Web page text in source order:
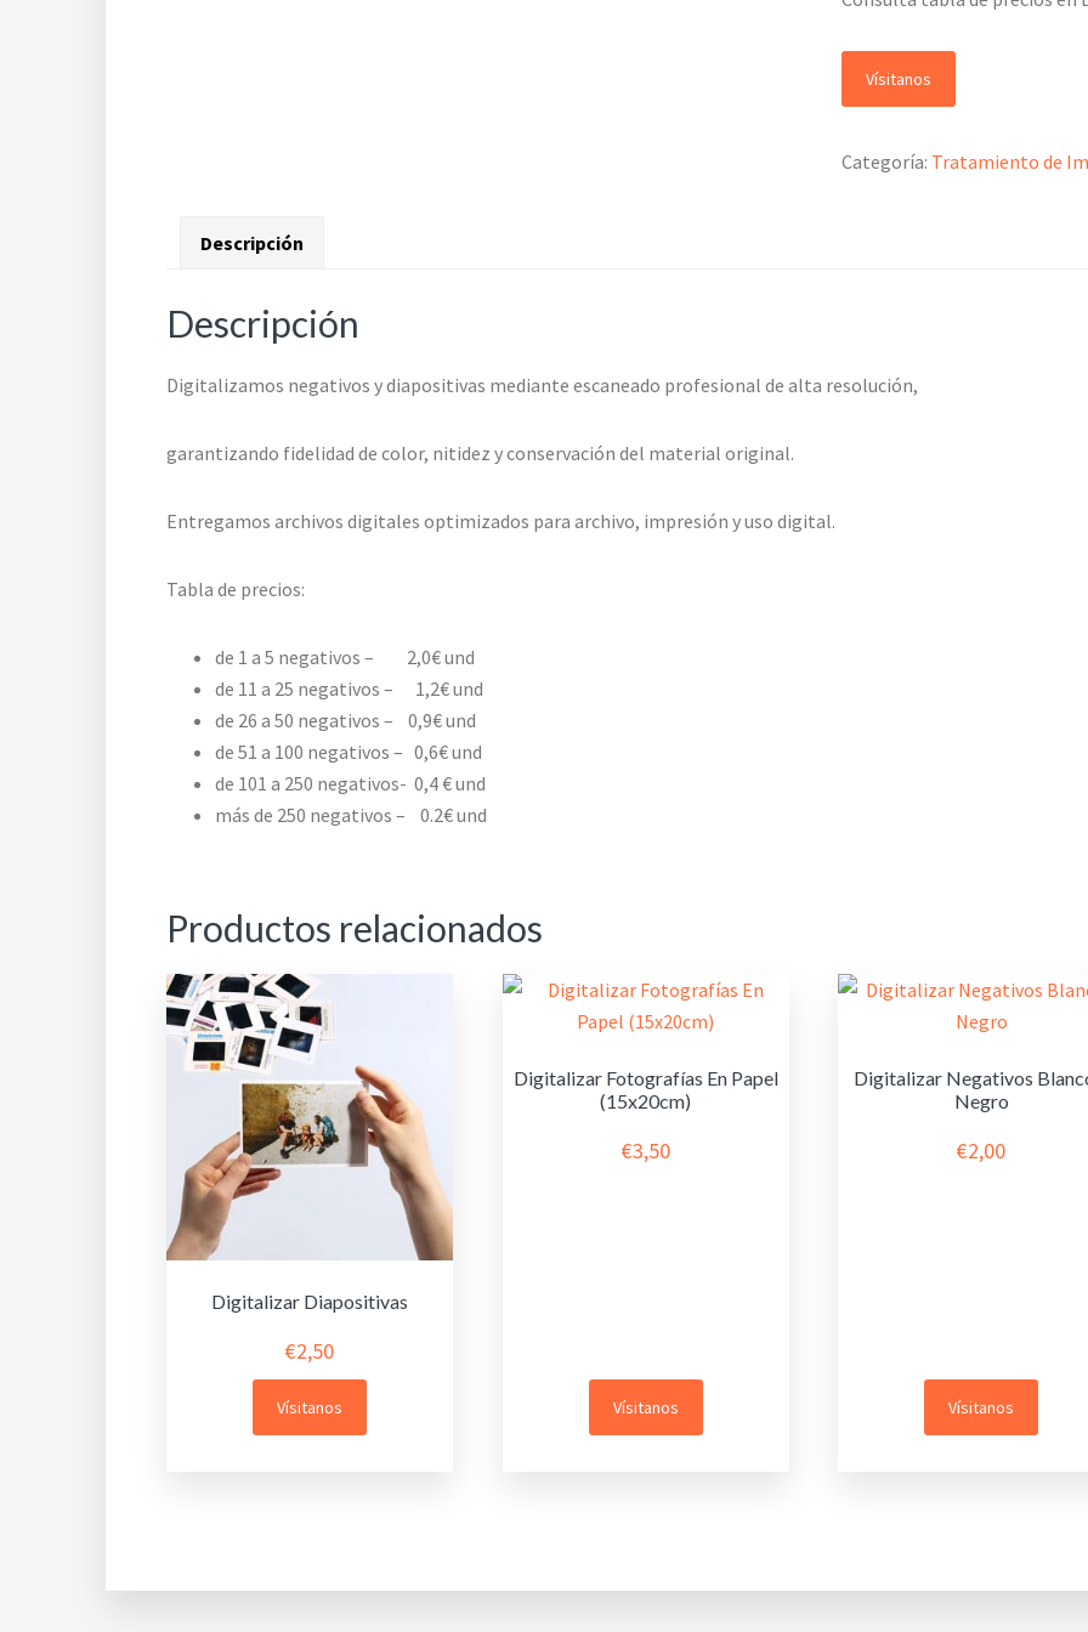
Vísitanos
Categoría: Tratamiento de
Descripción
Descripción
Digitalizamos negativos y diapositivas mediante escaneado profesional de alta resolución,
garantizando fidelidad de color, nitidez y conservación del material original.
Entregamos archivos digitales optimizados para archivo, impresión y uso digital.
Tabla de precios:
de 1 a 5 negativos – 2,0€ und
de 11 a 25 negativos – 1,2€ und
de 26 a 50 negativos – 0,9€ und
de 51 a 100 negativos – 0,6€ und
de 101 a 250 negativos- 0,4 € und
más de 250 negativos – 0.2€ und
Productos relacionados
Digitalizar Diapositivas
€2,50
Vísitanos
Digitalizar Fotografías En Papel
(15x20cm)
€3,50
Vísitanos
Digitalizar Negativos
Negro
€2,00
Vísitanos